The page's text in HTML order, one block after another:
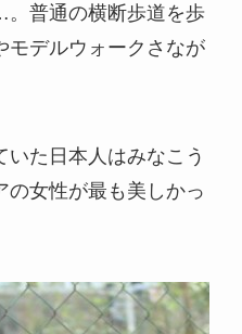
普通の横断歩道を歩
モデルウォークさなが
た日本人はみなこう
の女性が最も美しかっ